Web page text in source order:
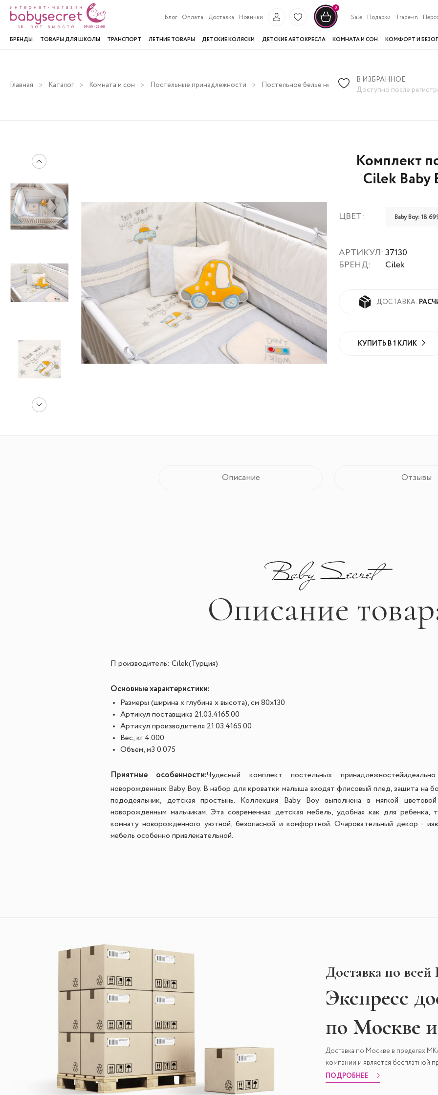
Блог Оплата Доставка Новинки
0
Sale Подарки Trade-in
БРЕНДЫ ТОВАРЫ ДЛЯ ШКОЛЫ ТРАНСПОРТ ЛЕТНИЕ ТОВАРЫ ДЕТСКИЕ КОЛЯСКИ ДЕТСКИЕ АВТОКРЕСЛА КОМНАТА И СОН КОМФОРТ И
Главная Каталог Комната и сон Постельные принадлежности Постельное белье нестандартных размеров
В ИЗБРАННОЕ
Доступно после
Комплект
Cilek Baby
ЦВЕТ: Baby Boy: 18
АРТИКУЛ:
БРЕНД:
37130
Cilek
ДОСТАВКА:
КУПИТЬ В 1 КЛИК
Описание Отзывы
Описание
П роизводитель: Cilek(Турция)
Основные характеристики:
Размеры (ширина х глубина х высота), см 80x130
Артикул поставщика 21.03.4165.00
Артикул производителя 21.03.4165.00
Вес, кг 4.000
Объем, м3 0.075
Приятные особенности:Чудесный комплект постельных принадлежностей
новорожденных Baby Boy. В набор для кроватки малыша входят флисовый плед, защита на
пододеяльник, детская простынь. Коллекция Baby Boy выполнена в мягкой
новорожденным мальчикам. Эта современная детская мебель, удобная как для
комнату новорожденного уютной, безопасной и комфортной. Очаровательный декор -
мебель особенно привлекательной.
Доставка по
Экспресс
по Москве
Доставка по Москве в пределах
компании и является бесплатной
ПОДРОБНЕЕ